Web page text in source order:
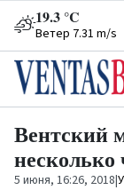
19.3 °C
Ветер 7.31 m/s
Вентский
несколько
5 июня, 16:26, 2018|